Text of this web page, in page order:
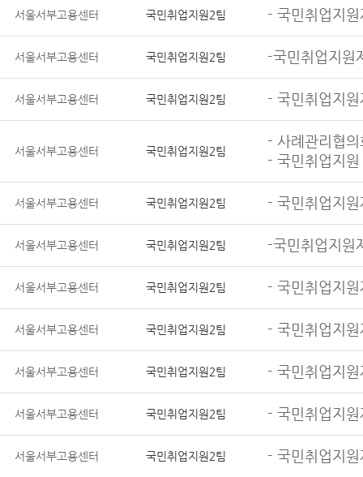
서울서부고용센터 국민취업지원2팀 - 국민취업지
서울서부고용센터 국민취업지원2팀 -국민취업지원
서울서부고용센터 국민취업지원2팀 - 국민취업지
서울서부고용센터 국민취업지원2팀
- 사례관리협
- 국민취업지
서울서부고용센터 국민취업지원2팀 - 국민취업지
서울서부고용센터 국민취업지원2팀 -국민취업지원
서울서부고용센터 국민취업지원2팀 - 국민취업지
서울서부고용센터 국민취업지원2팀 - 국민취업지
서울서부고용센터 국민취업지원2팀 - 국민취업지
서울서부고용센터 국민취업지원2팀 - 국민취업지
서울서부고용센터 국민취업지원2팀 - 국민취업지